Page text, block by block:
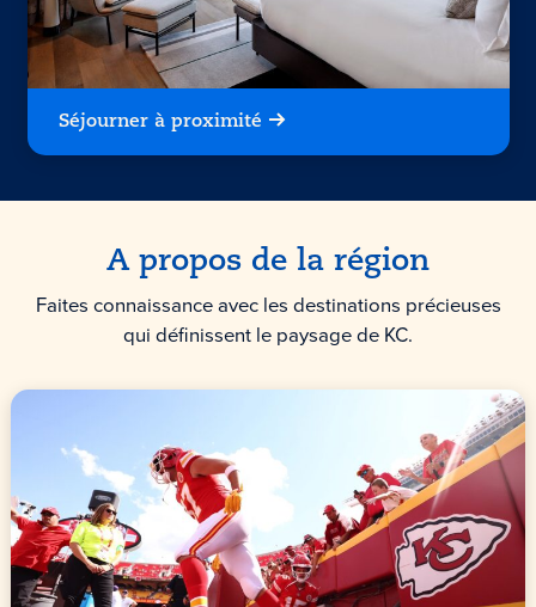
Séjourner à proximité
A propos de la région
Faites connaissance avec les destinations précieuses
qui définissent le paysage de KC.